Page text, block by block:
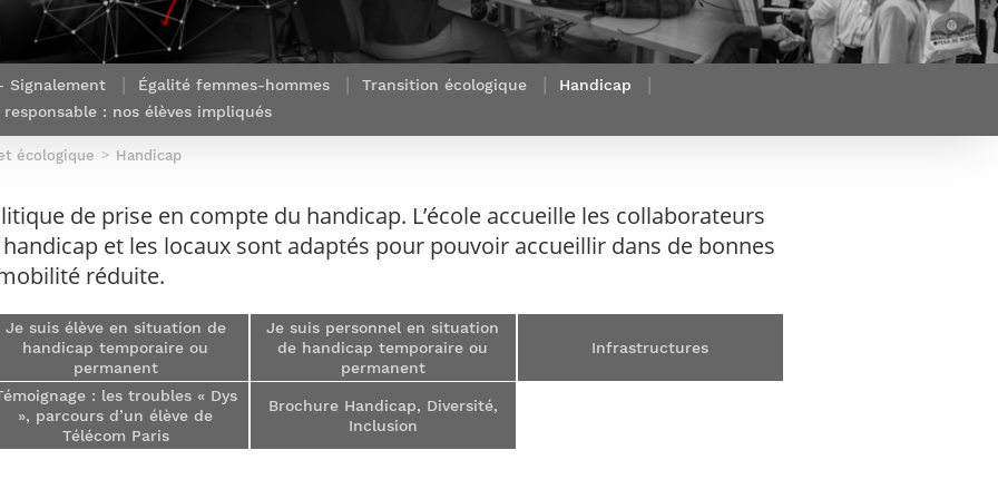
Nos offres
d’emplois
enseignement et
recherche
Nos offres
techniques
Nos engagements
sociétaux
Alumni
Focus
Newsroom
Pressroom
recherche &
innovation
Rapport d’activité
de la recherche à
Télécom Paris :
communication
Modélisation
mathématique
Soutien à la
mobilité
et d’emplois
Transferts
technologiques et
valorisation
Corps des Mines
Parcours Talents : un Double Diplôme
donnant accès aux Corps techniques
Financement
Entreprises & solutions Mastère
Spécialisé
Brochures & contacts
Événements des formations de
Signalement Égalité femmes-hommes Transition écologique
Handicap
: nos élèves impliqués
écologique Handicap
de prise en compte du handicap. L’école accueille les collaborateurs
et les locaux sont adaptés pour pouvoir accueillir dans de bonnes
réduite.
Je suis élève en situation de
handicap temporaire ou
permanent
Je suis personnel en situation
de handicap temporaire ou
permanent
Infrastructures
: les troubles « Dys
», parcours d’un élève de
Télécom Paris
Brochure Handicap, Diversité,
Inclusion